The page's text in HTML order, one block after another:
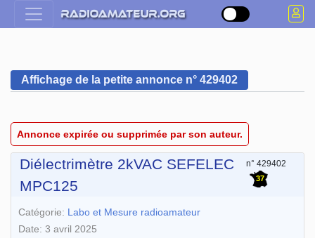
Affichage de la petite annonce n° 429402
Annonce expirée ou supprimée par son auteur.
Diélectrimètre 2kVAC SEFELEC
MPC125
n° 429402
37
Catégorie: Labo et Mesure radioamateur
Date: 3 avril 2025